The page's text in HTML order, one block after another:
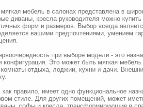
мебель в салонах представлена в
диваны, кресла руководителя можно
форм и размеров. Выбор всегда
вашими предпочтениями, умением
при выборе модели - это
конфигурация. Это может быть мягкая мебель
отдыха, лоджии, кухни и дачи.
как правило, имеет одно функциональное
стиле. Для других помещений, может